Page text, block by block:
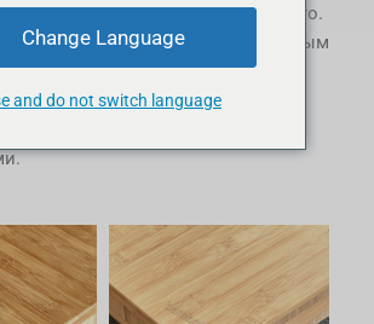
складных столов и многого другого.
оборудованию и опытным
бамбуковые столешницы могут
по текстуре, цветам, формам и
в соответствии с вашими
Change Language
and do not switch language